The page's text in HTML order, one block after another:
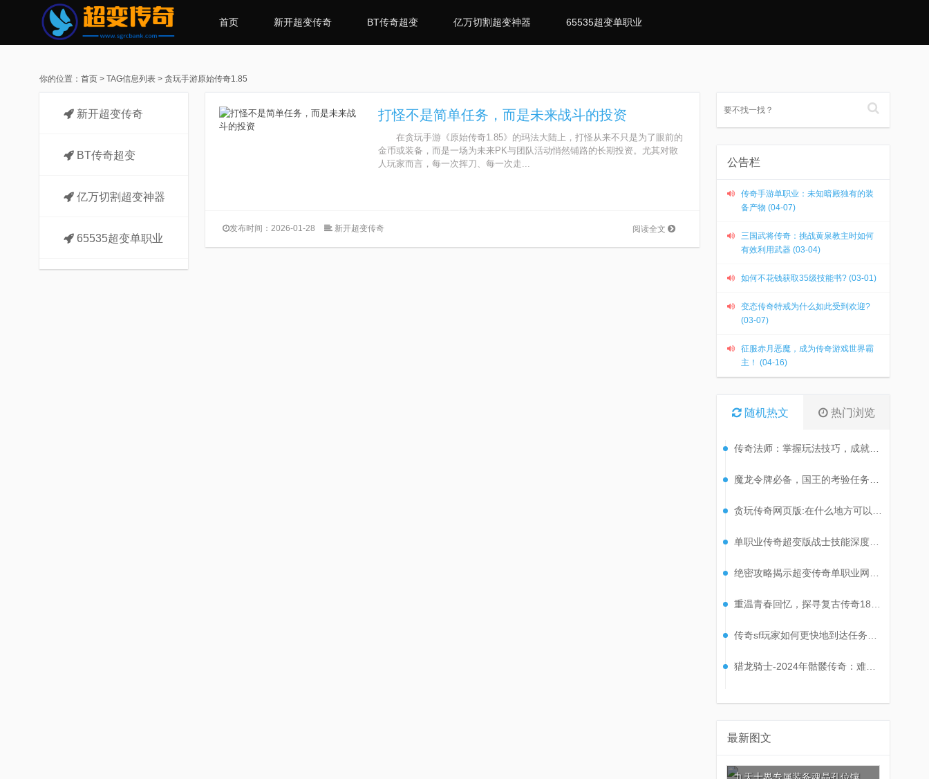
首页 新开超变传奇 BT传奇超变 亿万切割超变神器 65535超变单职业
你的位置： 首页 > TAG信息列表 > 贪玩手游原始传奇1.85
新开超变传奇
BT传奇超变
亿万切割超变神器
65535超变单职业
打怪不是简单任务，而是未来战斗的投资
在贪玩手游《原始传奇1.85》的玛法大陆上，打怪从来不只是为了眼前的
金币或装备，而是一场为未来PK与团队活动悄然铺路的长期投资。尤其对散
人玩家而言，每一次挥刀、每一次走...
阅读全文
发布时间：2026-01-28 新开超变传奇
公告栏
传奇手游单职业：未知暗殿独有的装
备产物 (04-07)
三国武将传奇：挑战黄泉教主时如何
有效利用武器 (03-04)
如何不花钱获取35级技能书? (03-01)
变态传奇特戒为什么如此受到欢迎?
(03-07)
征服赤月恶魔，成为传奇游戏世界霸
主！ (04-16)
随机热文 热门浏览
最新图文